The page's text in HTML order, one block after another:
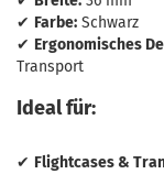
✔ Farbe: Schwarz
✔ Ergonomisches
Transport
Ideal für:
✔ Flightcases &